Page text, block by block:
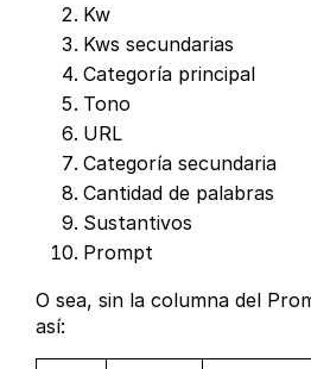
Kw
Kws secundarias
Categoría principal
Tono
URL
Categoría secundaria
Cantidad de palabras
Sustantivos
Prompt
O sea, sin la columna del
así: